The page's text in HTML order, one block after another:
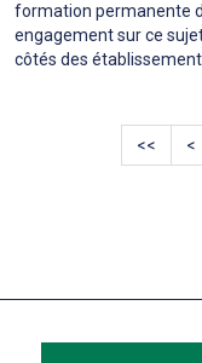
formation permanente
engagement sur ce
côtés des
<< <